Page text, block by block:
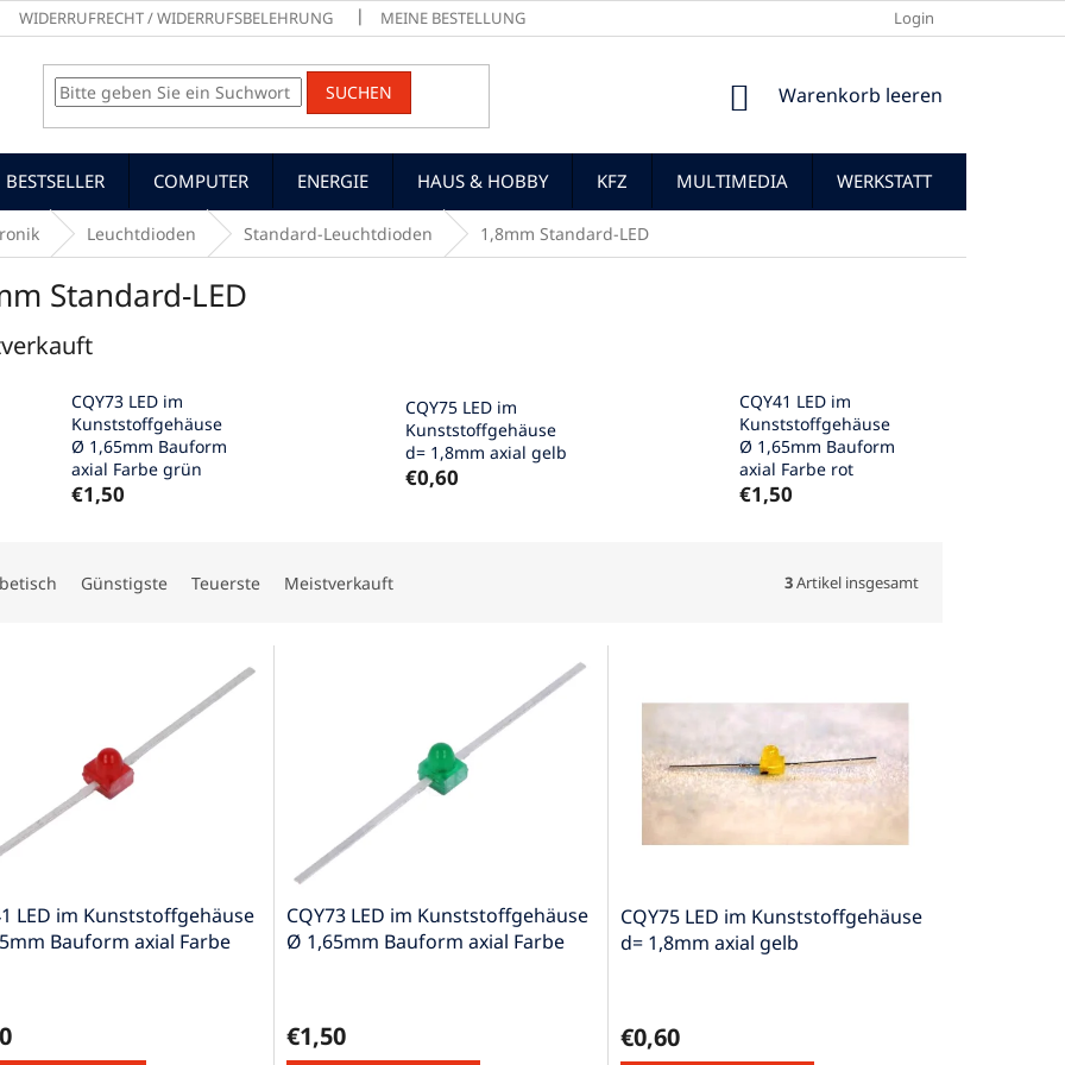
WIDERRUFRECHT / WIDERRUFSBELEHRUNG MEINE BESTELLUNG Login
SUCHEN WARENKORB
Warenkorb leeren
BESTSELLER COMPUTER ENERGIE HAUS & HOBBY KFZ MULTIMEDIA WERKSTATT
Leuchtdioden Standard-Leuchtdioden 1,8mm Standard-LED
Standard-LED
CQY73 LED im
Kunststoffgehäuse
Ø 1,65mm Bauform
axial Farbe grün
€1,50
CQY75 LED im
Kunststoffgehäuse
d= 1,8mm axial gelb
€0,60
CQY41 LED im
Kunststoffgehäuse
Ø 1,65mm Bauform
axial Farbe rot
€1,50
Günstigste Teuerste Meistverkauft 3Artikel insgesamt
LED im Kunststoffgehäuse
Bauform axial Farbe
CQY73 LED im Kunststoffgehäuse
Ø 1,65mm Bauform axial Farbe
€1,50
CQY75 LED im Kunststoffgehäuse
d= 1,8mm axial gelb
€0,60